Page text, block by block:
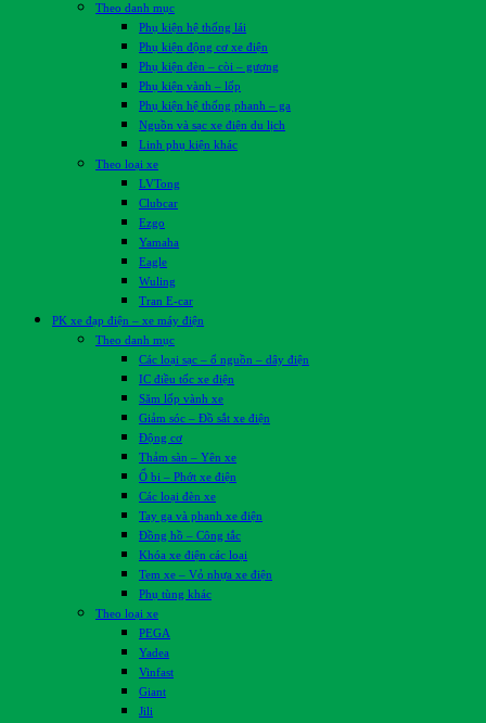
Theo danh mục
Phụ kiện hệ thống lái
Phụ kiện động cơ xe điện
Phụ kiện đèn – còi – gương
Phụ kiện vành – lốp
Phụ kiện hệ thống phanh – ga
Nguồn và sạc xe điện du lịch
Linh phụ kiện khác
Theo loại xe
LVTong
Clubcar
Ezgo
Yamaha
Eagle
Wuling
Tran E-car
PK xe đạp điện – xe máy điện
Theo danh mục
Các loại sạc – ổ nguồn – dây điện
IC điều tốc xe điện
Săm lốp vành xe
Giảm sóc – Đồ sắt xe điện
Động cơ
Thảm sàn – Yên xe
Ổ bi – Phớt xe điện
Các loại đèn xe
Tay ga và phanh xe điện
Đồng hồ – Công tắc
Khóa xe điện các loại
Tem xe – Vỏ nhựa xe điện
Phụ tùng khác
Theo loại xe
PEGA
Yadea
Vinfast
Giant
Jili